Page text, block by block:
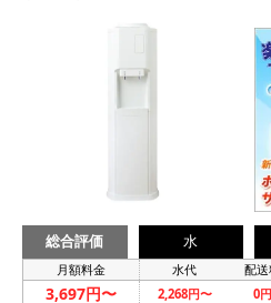
総合評価 水
月額料金 水代 配送
3,697円〜 2,268円〜 0円